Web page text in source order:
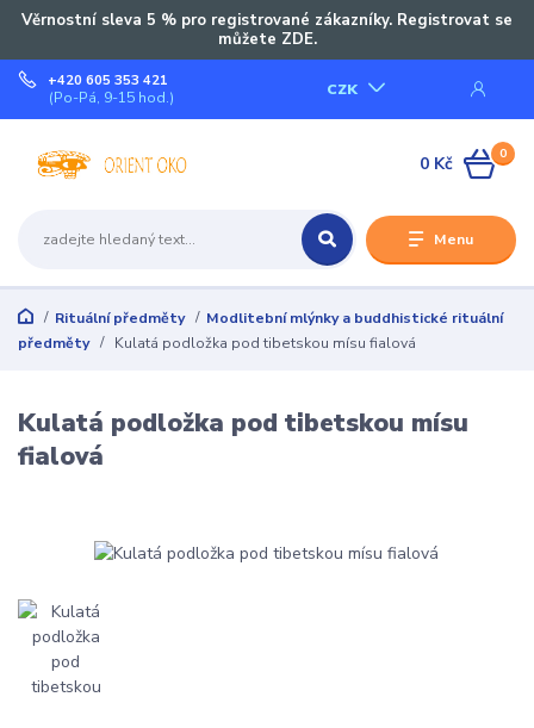
Věrnostní sleva 5 % pro registrované zákazníky. Registrovat se
můžete ZDE.
Menu
CZK
+420 605 353 421
(Po-Pá, 9-15 hod.)
0
0 Kč
Rituální předměty
Modlitební mlýnky a buddhistické rituální
předměty
Kulatá podložka pod tibetskou mísu fialová
Kulatá podložka pod tibetskou mísu
fialová